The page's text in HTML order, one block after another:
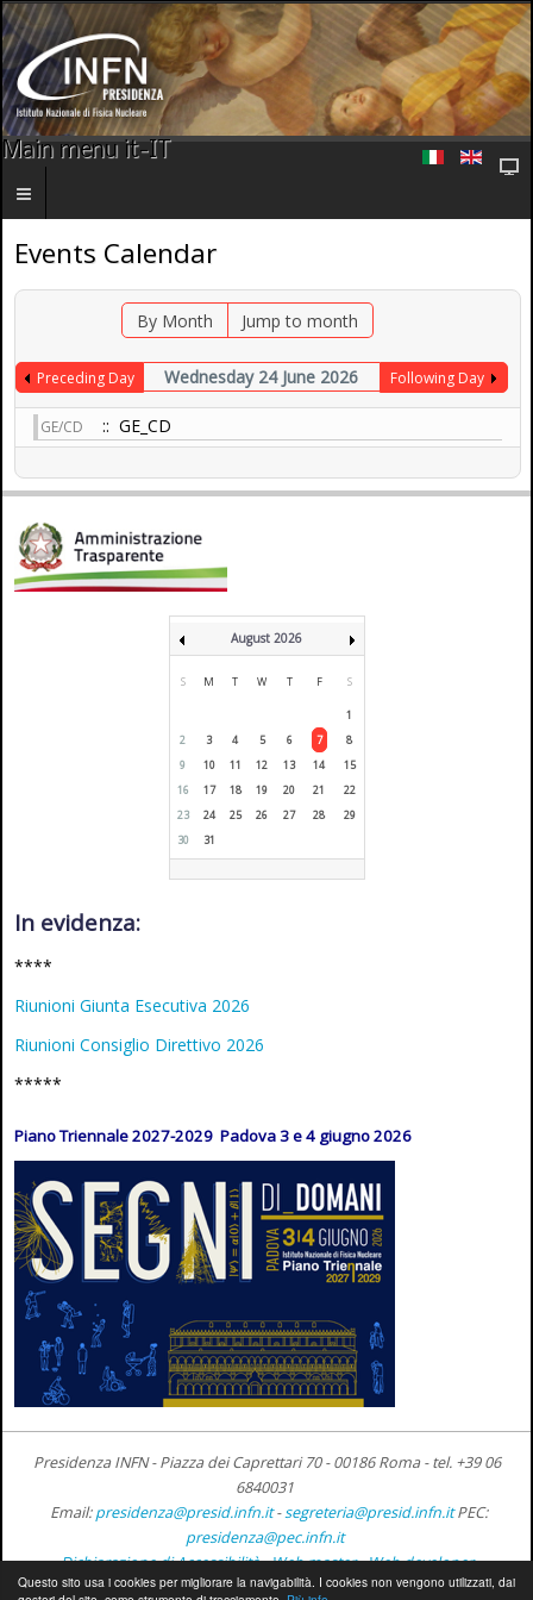
Questo sito usa i cookies per migliorare la navigabilità. I cookies non vengono utilizzati, dai
Main menu it-IT
Events Calendar
By Month Jump to month
Preceding Day Wednesday 24 June 2026 Following Day
GE/CD :: GE_CD
August 2026
S M T W T F S
1
2
3 4 5 6 7
8
9
10 11 12 13 14
15
16
17 18 19 20 21
22
23
24 25 26 27 28
29
30
31
In evidenza:
****
Riunioni Giunta Esecutiva 2026
Riunioni Consiglio Direttivo 2026
*****
Piano Triennale 2027-2029 Padova 3 e 4 giugno 2026
Presidenza INFN - Piazza dei Caprettari 70 - 00186 Roma -tel. +39 06
6840031
Email:presidenza@presid.infn.it-segreteria@presid.infn.it PEC:
presidenza@pec.infn.it
Dichiarazione di Accessibilità-Web master-Web developer